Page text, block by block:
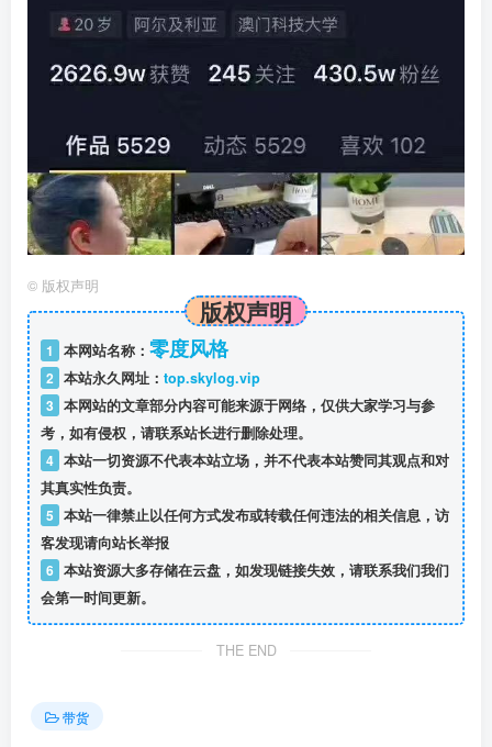
© 版权声明
版权声明
1 本网站名称： 零度风格
2 本站永久网址： top.skylog.vip
3 本网站的文章部分内容可能来源于网络，仅供大家学习与参
考，如有侵权，请联系站长进行删除处理。
4 本站一切资源不代表本站立场，并不代表本站赞同其观点和对
其真实性负责。
5 本站一律禁止以任何方式发布或转载任何违法的相关信息，访
客发现请向站长举报
6 本站资源大多存储在云盘，如发现链接失效，请联系我们我们
会第一时间更新。
THE END
带货